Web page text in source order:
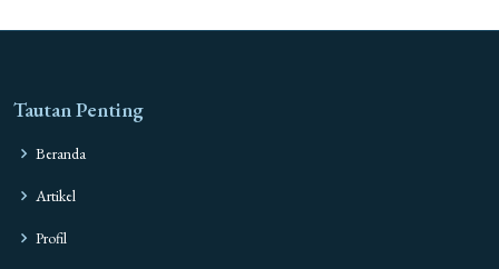
Tautan Penting
Beranda
Artikel
Profil